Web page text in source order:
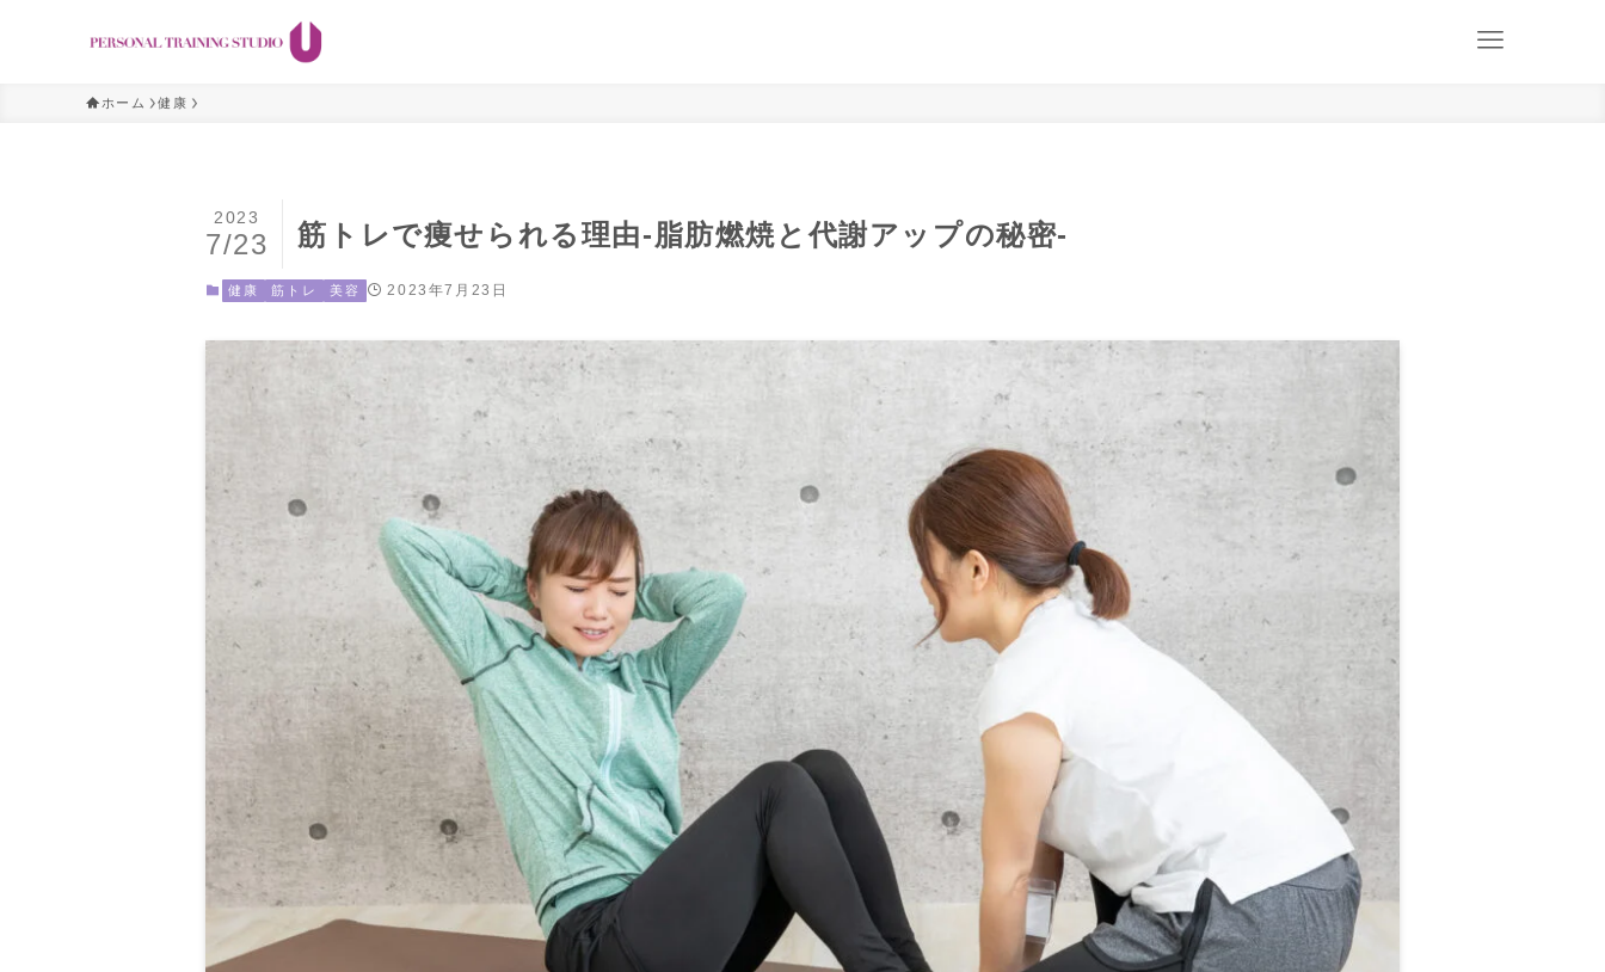
ホーム 健康
筋トレで痩せられる理由-脂肪燃焼と代謝アップの秘密-
2023
7/23
健康 筋トレ 美容 2023年7月23日